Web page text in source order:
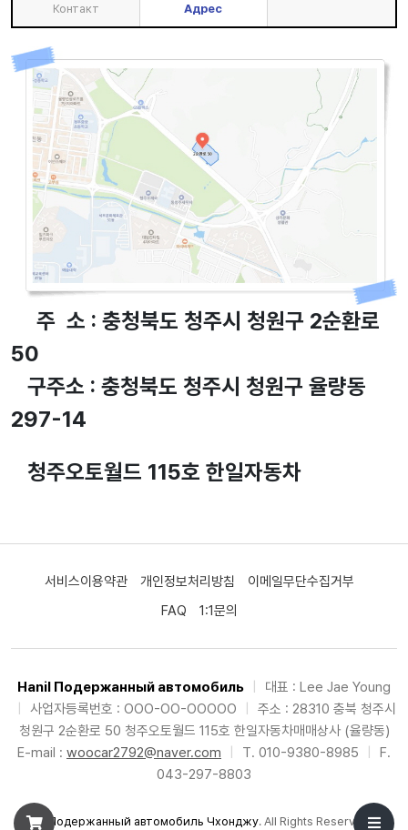
Контакт Адрес
주 소 : 충청북도 청주시 청원구 2순환로
50
구주소 : 충청북도 청주시 청원구 율량동
297-14
청주오토월드 115호 한일자동차
서비스이용약관 개인정보처리방침
이메일무단수집거부
FAQ
1:1문의
Hanil Подержанный автомобиль
대표 : Lee Jae Young
사업자등록번호 : OOO-OO-OOOOO
주소 : 28310 충북 청주시
청원구 2순환로 50 청주오토월드 115호 한일자동차매매상사 (율량동)
E-mail : woocar2792@naver.com T. 010-9380-8985
F.
043-297-8803
© Подержанный автомобиль Чхонджу. All Rights Reserved.